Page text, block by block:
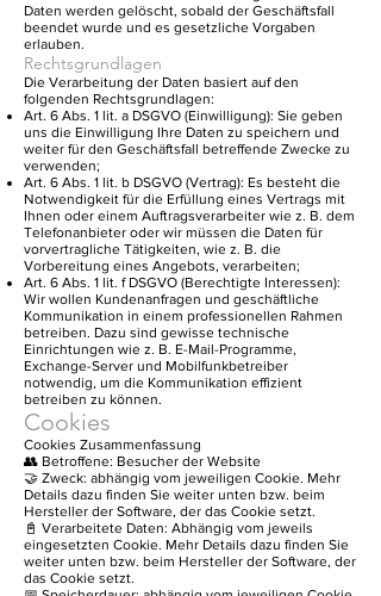
Daten werden gelöscht, sobald der Geschäftsfall
beendet wurde und es gesetzliche Vorgaben
erlauben.
Rechtsgrundlagen
Die Verarbeitung der Daten basiert auf den
folgenden Rechtsgrundlagen:
Art. 6 Abs. 1 lit. a DSGVO (Einwilligung): Sie geben
uns die Einwilligung Ihre Daten zu speichern und
weiter für den Geschäftsfall betreffende Zwecke zu
verwenden;
Art. 6 Abs. 1 lit. b DSGVO (Vertrag): Es besteht die
Notwendigkeit für die Erfüllung eines Vertrags mit
Ihnen oder einem Auftragsverarbeiter wie z. B. dem
Telefonanbieter oder wir müssen die Daten für
vorvertragliche Tätigkeiten, wie z. B. die
Vorbereitung eines Angebots, verarbeiten;
Art. 6 Abs. 1 lit. f DSGVO (Berechtigte Interessen):
Wir wollen Kundenanfragen und geschäftliche
Kommunikation in einem professionellen Rahmen
betreiben. Dazu sind gewisse technische
Einrichtungen wie z. B. E-Mail-Programme,
Exchange-Server und Mobilfunkbetreiber
notwendig, um die Kommunikation effizient
betreiben zu können.
Cookies
Cookies Zusammenfassung
👥 Betroffene: Besucher der Website
🤝 Zweck: abhängig vom jeweiligen Cookie. Mehr
Details dazu finden Sie weiter unten bzw. beim
Hersteller der Software, der das Cookie setzt.
📓 Verarbeitete Daten: Abhängig vom jeweils
eingesetzten Cookie. Mehr Details dazu finden Sie
weiter unten bzw. beim Hersteller der Software, der
das Cookie setzt.